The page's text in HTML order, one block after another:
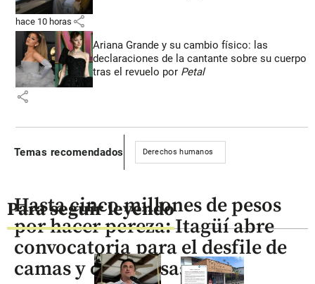
hace 10 horas share
Ariana Grande y su cambio físico: las
declaraciones de la cantante sobre su cuerpo
tras el revuelo por Petal
share
Temas recomendados Derechos humanos
Para seguir leyendo
Hasta cinco millones de pesos
por hacer pereza: Itagüí abre
convocatoria para el desfile de
camas y comparsas